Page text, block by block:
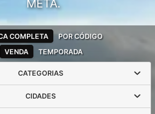
META.
VENDA TEMPORADA
COMPLETA POR CÓDIGO
CATEGORIAS
CIDADES